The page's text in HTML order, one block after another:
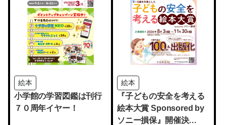
絵本
小学館の学習図鑑は刊行
７０周年イヤー！
絵本
『子どもの安全を考える
絵本大賞 Sponsored by
ソニー損保』開催決